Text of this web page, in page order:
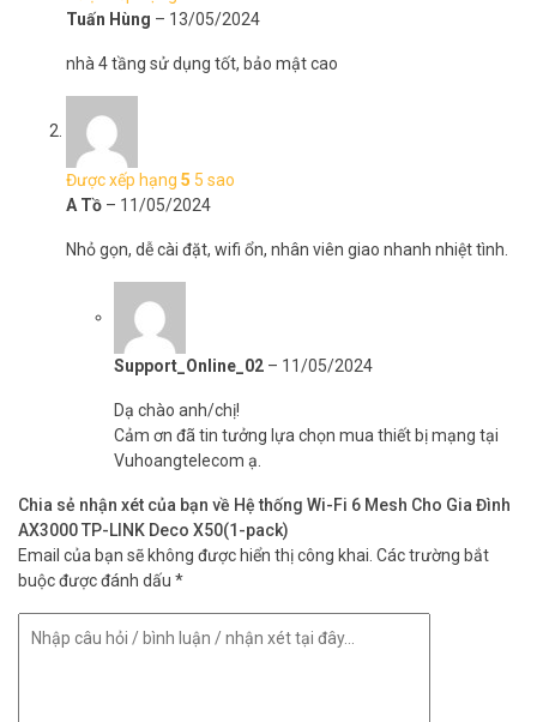
– Quản lý: Ứng dụng Deco
– Chứng chỉ: CE, FCC, RoHS, RCM
– Xuất xứ: Trung Quốc.
– Bảo hành: 2 năm.
Trọn bộ bao gồm:
– 1thiết bị Deco X50
– 1 bộ chuyển đổi nguồn
– 1 Hướng dẫn cài đặt nhanh
Hỏi đáp về Deco X50(1-Pack) (FAQ)
Deco X50(1-pack) có đủ cho nhà 3 tầng
Phủ sóng 260m², phù hợp nhà 2-3 tầng,
thêm node nếu cần.
Mesh Wi-Fi nào mạnh nhất cho nhà phố?
Deco X50(1-pack) mạnh, giá rẻ, lý tưởng
cho nhà phố.
Tuấn Hùng – 13/05/2024
nhà 4 tầng sử dụng tốt, bảo mật cao
Được xếp hạng 5 5 sao
A Tồ – 11/05/2024
Nhỏ gọn, dễ cài đặt, wifi ổn, nhân viên giao nhanh nhiệt tình.
Support_Online_02 – 11/05/2024
Dạ chào anh/chị!
Cảm ơn đã tin tưởng lựa chọn mua thiết bị mạng tại
Vuhoangtelecom ạ.
Chia sẻ nhận xét của bạn về Hệ thống Wi-Fi 6 Mesh Cho Gia Đình
AX3000 TP-LINK Deco X50(1-pack)
Email của bạn sẽ không được hiển thị công khai. Các trường bắt
buộc được đánh dấu *